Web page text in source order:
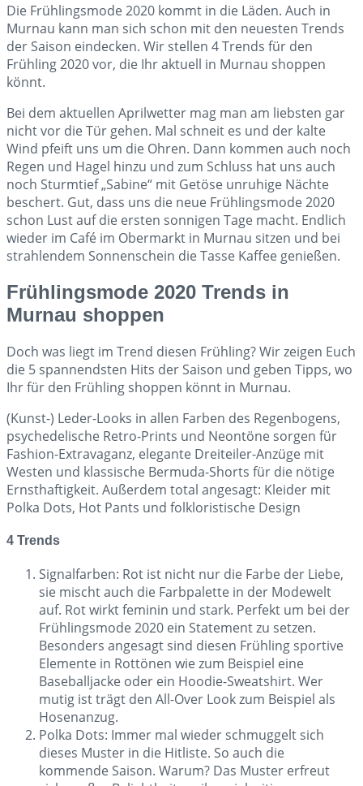
Die Frühlingsmode 2020 kommt in die Läden. Auch in
Murnau kann man sich schon mit den neuesten Trends
der Saison eindecken. Wir stellen 4 Trends für den
Frühling 2020 vor, die Ihr aktuell in Murnau shoppen
könnt.
Bei dem aktuellen Aprilwetter mag man am liebsten gar
nicht vor die Tür gehen. Mal schneit es und der kalte
Wind pfeift uns um die Ohren. Dann kommen auch noch
Regen und Hagel hinzu und zum Schluss hat uns auch
noch Sturmtief „Sabine“ mit Getöse unruhige Nächte
beschert. Gut, dass uns die neue Frühlingsmode 2020
schon Lust auf die ersten sonnigen Tage macht. Endlich
wieder im Café im Obermarkt in Murnau sitzen und bei
strahlendem Sonnenschein die Tasse Kaffee genießen.
Frühlingsmode 2020 Trends in
Murnau shoppen
Doch was liegt im Trend diesen Frühling? Wir zeigen Euch
die 5 spannendsten Hits der Saison und geben Tipps, wo
Ihr für den Frühling shoppen könnt in Murnau.
(Kunst-) Leder-Looks in allen Farben des Regenbogens,
psychedelische Retro-Prints und Neontöne sorgen für
Fashion-Extravaganz, elegante Dreiteiler-Anzüge mit
Westen und klassische Bermuda-Shorts für die nötige
Ernsthaftigkeit. Außerdem total angesagt: Kleider mit
Polka Dots, Hot Pants und folkloristische Design
4 Trends
Signalfarben: Rot ist nicht nur die Farbe der Liebe,
sie mischt auch die Farbpalette in der Modewelt
auf. Rot wirkt feminin und stark. Perfekt um bei der
Frühlingsmode 2020 ein Statement zu setzen.
Besonders angesagt sind diesen Frühling sportive
Elemente in Rottönen wie zum Beispiel eine
Baseballjacke oder ein Hoodie-Sweatshirt. Wer
mutig ist trägt den All-Over Look zum Beispiel als
Hosenanzug.
Polka Dots: Immer mal wieder schmuggelt sich
dieses Muster in die Hitliste. So auch die
kommende Saison. Warum? Das Muster erfreut